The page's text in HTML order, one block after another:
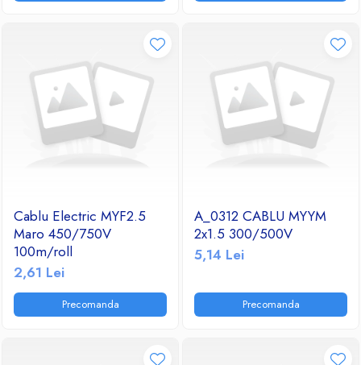
Cablu Electric MYF2.5
Maro 450/750V
100m/roll
2,61 Lei
Precomanda
A_0312 CABLU MYYM
2x1.5 300/500V
5,14 Lei
Precomanda